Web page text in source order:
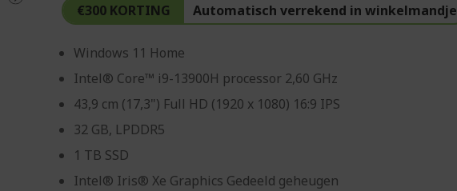
€300 KORTING Automatisch verrekend in winkelmandje
Windows 11 Home
Intel® Core™ i9-13900H processor 2,60 GHz
43,9 cm (17,3") Full HD (1920 x 1080) 16:9 IPS
32 GB, LPDDR5
1 TB SSD
Intel® Iris® Xe Graphics Gedeeld geheugen